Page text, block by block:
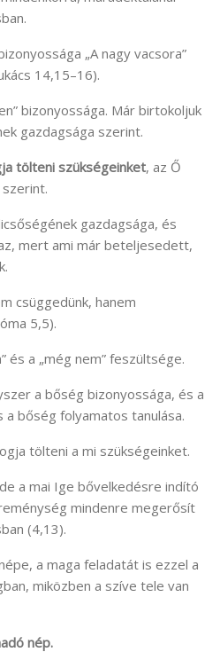
„A nagy vacsora”
14,15–16).
bizonyossága. Már birtokoljuk
gazdagsága szerint.
tölteni szükségeinket, az Ő
gazdagsága, és
mert ami már beteljesedett,
csüggedünk, hanem
5,5).
és a „még nem” feszültsége.
a bőség bizonyossága, és a
bőség folyamatos tanulása.
tölteni a mi szükségeinket.
a mai Ige bővelkedésre indító
mindenre megerősít
(4,13).
a maga feladatát is ezzel a
miközben a szíve tele van
nép.